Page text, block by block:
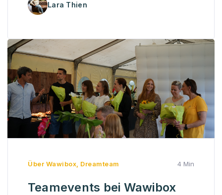
Lara Thien
Über Wawibox Dreamteam 4 Min
Teamevents bei Wawibox